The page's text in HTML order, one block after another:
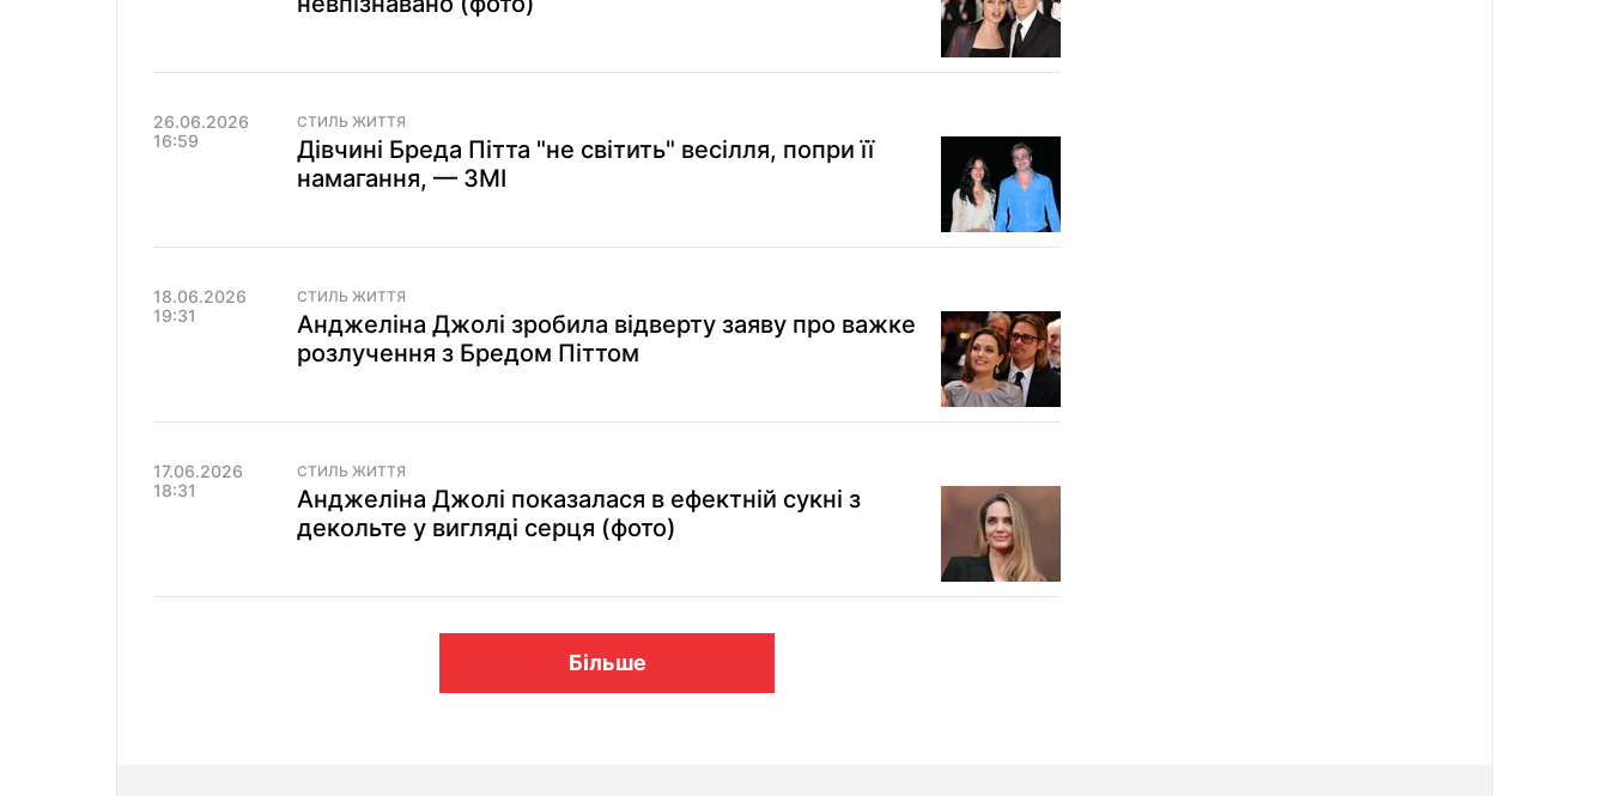
26.06.2026
16:59
СТИЛЬ ЖИТТЯ
Дівчині Бреда Пітта "не світить" весілля, попри її
намагання, — ЗМІ
18.06.2026
19:31
СТИЛЬ ЖИТТЯ
Анджеліна Джолі зробила відверту заяву про важке
розлучення з Бредом Піттом
17.06.2026
18:31
СТИЛЬ ЖИТТЯ
Анджеліна Джолі показалася в ефектній сукні з
декольте у вигляді серця (фото)
Більше